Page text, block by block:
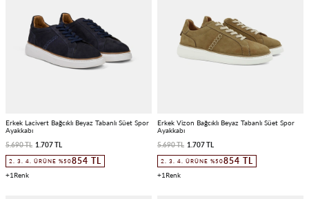
Erkek Lacivert Bağcıklı Beyaz Tabanlı Süet Spor
Ayakkabı
1.707 TL
5.690 TL
2. 3. 4. ÜRÜNE %50854 TL
1
Erkek Vizon Bağcıklı Beyaz Tabanlı Süet Spor
Ayakkabı
1.707 TL
5.690 TL
2. 3. 4. ÜRÜNE %50854 TL
1